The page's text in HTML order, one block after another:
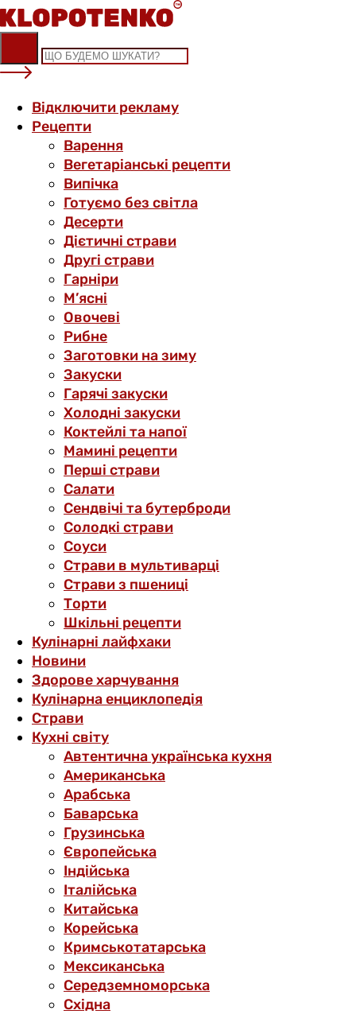
Skip
to
content
Відключити рекламу
Рецепти
Варення
Вегетаріанські рецепти
Випічка
Готуємо без світла
Десерти
Дієтичні страви
Другі страви
Гарніри
М’ясні
Овочеві
Рибне
Заготовки на зиму
Закуски
Гарячі закуски
Холодні закуски
Коктейлі та напої
Мамині рецепти
Перші страви
Салати
Сендвічі та бутерброди
Солодкі страви
Соуси
Страви в мультиварці
Страви з пшениці
Торти
Шкільні рецепти
Кулінарні лайфхаки
Новини
Здорове харчування
Кулінарна енциклопедія
Страви
Кухні світу
Автентична українська кухня
Американська
Арабська
Баварська
Грузинська
Європейська
Індійська
Італійська
Китайська
Корейська
Кримськотатарська
Мексиканська
Середземноморська
Східна